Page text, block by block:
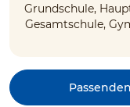
Grundschule,
Gesamtschule,